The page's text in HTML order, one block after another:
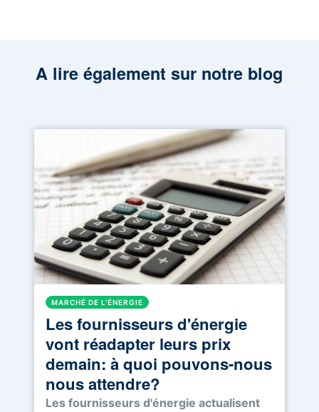
A lire également sur notre blog
MARCHÉ DE L'ÉNERGIE
Les fournisseurs d'énergie
vont réadapter leurs prix
demain: à quoi pouvons-nous
nous attendre?
Les fournisseurs d'énergie actualisent